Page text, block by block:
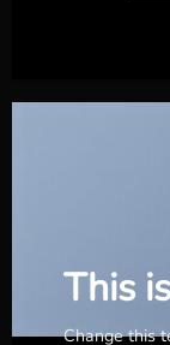
This
Change this